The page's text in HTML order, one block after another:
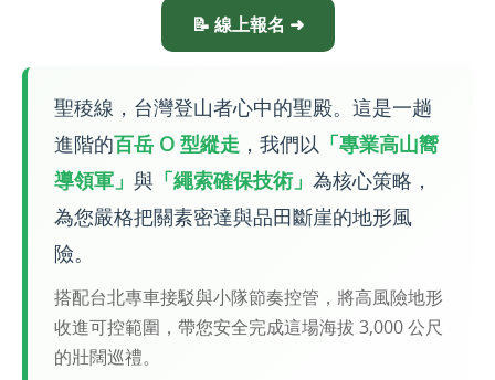
📝 線上報名 ➜
聖稜線，台灣登山者心中的聖殿。這是一趟
進階的百岳 O 型縱走 ，我們以 「專業高山嚮
導領軍」 與 「繩索確保技術」 為核心策略，
為您嚴格把關素密達與品田斷崖的地形風
險。
搭配台北專車接駁與小隊節奏控管，將高風險地形
收進可控範圍，帶您安全完成這場海拔 3,000 公尺
的壯闊巡禮。